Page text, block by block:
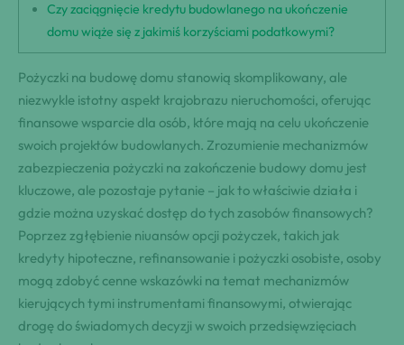
Czy zaciągnięcie kredytu budowlanego na ukończenie
domu wiąże się z jakimiś korzyściami podatkowymi?
Pożyczki na budowę domu stanowią skomplikowany, ale
niezwykle istotny aspekt krajobrazu nieruchomości, oferując
finansowe wsparcie dla osób, które mają na celu ukończenie
swoich projektów budowlanych. Zrozumienie mechanizmów
zabezpieczenia pożyczki na zakończenie budowy domu jest
kluczowe, ale pozostaje pytanie – jak to właściwie działa i
gdzie można uzyskać dostęp do tych zasobów finansowych?
Poprzez zgłębienie niuansów opcji pożyczek, takich jak
kredyty hipoteczne, refinansowanie i pożyczki osobiste, osoby
mogą zdobyć cenne wskazówki na temat mechanizmów
kierujących tymi instrumentami finansowymi, otwierając
drogę do świadomych decyzji w swoich przedsięwzięciach